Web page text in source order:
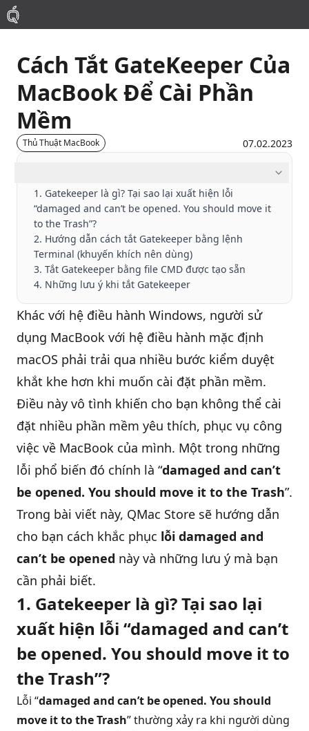
Mac
MacBook Pro
MacBook Air
Thu Mua
Sửa Chữa
Thay Linh Kiện
QBlog
Cách Tắt GateKeeper Của
MacBook Để Cài Phần
Mềm
Thủ Thuật MacBook 07.02.2023
1. Gatekeeper là gì? Tại sao lại xuất hiện lỗi
“damaged and can’t be opened. You should move it
to the Trash”?
2. Hướng dẫn cách tắt Gatekeeper bằng lệnh
Terminal (khuyến khích nên dùng)
3. Tắt Gatekeeper bằng file CMD được tạo sẵn
4. Những lưu ý khi tắt Gatekeeper
Khác với hệ điều hành Windows, người sử
dụng MacBook với hệ điều hành mặc định
macOS phải trải qua nhiều bước kiểm duyệt
khắt khe hơn khi muốn cài đặt phần mềm.
Điều này vô tình khiến cho bạn không thể cài
đặt nhiều phần mềm yêu thích, phục vụ công
việc về MacBook của mình. Một trong những
lỗi phổ biến đó chính là “damaged and can’t
be opened. You should move it to the Trash”.
Trong bài viết này, QMac Store sẽ hướng dẫn
cho bạn cách khắc phục lỗi damaged and
can’t be opened này và những lưu ý mà bạn
cần phải biết.
1. Gatekeeper là gì? Tại sao lại
xuất hiện lỗi “damaged and can’t
be opened. You should move it to
the Trash”?
Lỗi “damaged and can’t be opened. You should
move it to the Trash” thường xảy ra khi người dùng